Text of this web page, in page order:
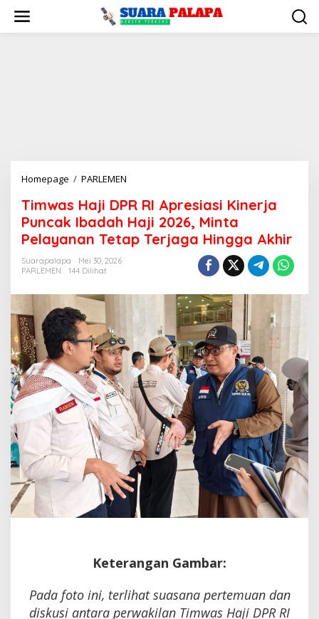
konten
Homepage / PARLEMEN
DPR
RI
Apresiasi
Kinerja
Haji
Pelayanan
Tetap
Terjaga
Hingga
Akhir
Timwas Haji DPR RI Apresiasi Kinerja
Puncak Ibadah Haji 2026, Minta
Pelayanan Tetap Terjaga Hingga Akhir
Suarapalapa
Mei 30, 2026
PARLEMEN
144 Dilihat
Keterangan Gambar:
Pada foto ini, terlihat suasana pertemuan dan
diskusi antara perwakilan Timwas Haji DPR RI